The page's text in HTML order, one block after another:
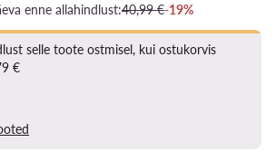
enne allahindlust:40,99 €-19%
selle toote ostmisel, kui ostukorvis
€